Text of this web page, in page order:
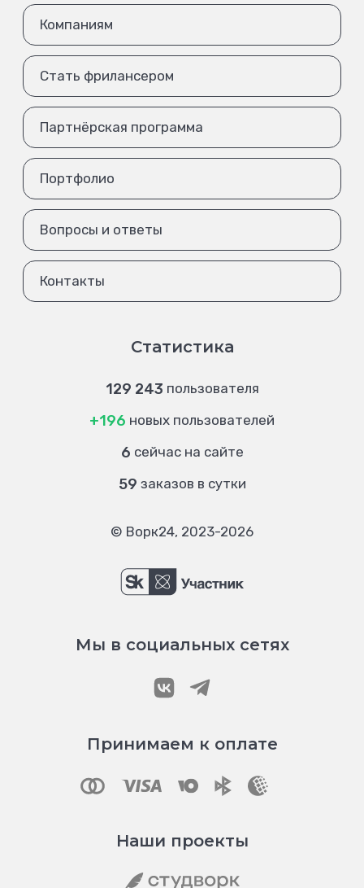
Компаниям
Стать фрилансером
Партнёрская программа
Портфолио
Вопросы и ответы
Контакты
Статистика
129 243 пользователя
+196 новых пользователей
6 сейчас на сайте
59 заказов в сутки
© Ворк24, 2023-2026
Мы в социальных сетях
Принимаем к оплате
Наши проекты